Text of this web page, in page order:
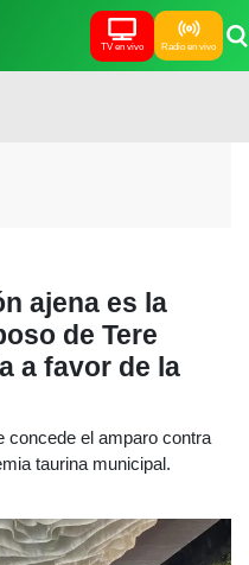
TV en vivo Radio en vivo
ajena es la
de Tere
a favor de la
concede el amparo contra
taurina municipal.